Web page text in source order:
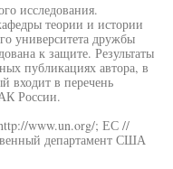
исследования.
теории и истории
университета дружбы
к защите. Результаты
публикациях автора, в
входит в перечень
России.
www.un.org/; ЕС //
департамент США